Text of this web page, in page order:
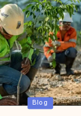
Posted
Blog